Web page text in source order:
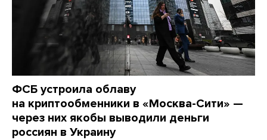
ФСБ устроила облаву
на криптообменники в «Москва-Сити» —
через них якобы выводили деньги
россиян в Украину